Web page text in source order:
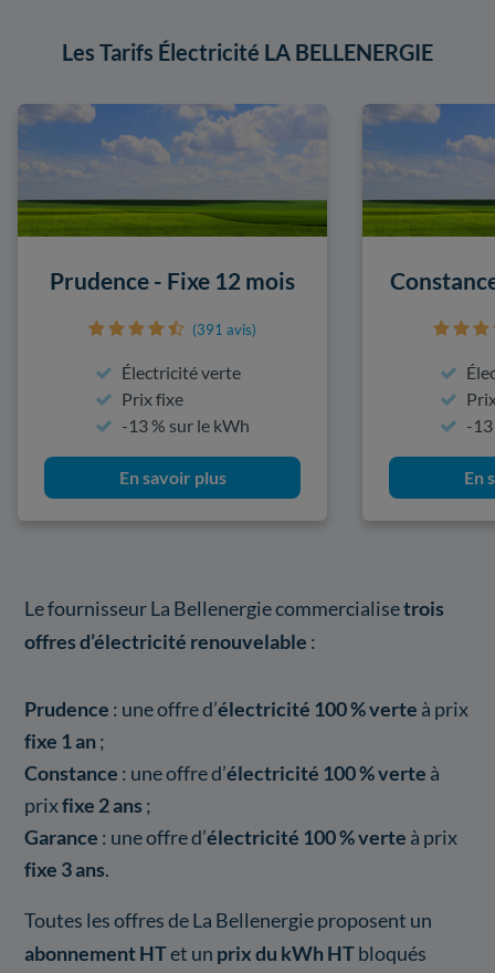
Les Tarifs Électricité LA BELLENERGIE
Prudence - Fixe 12 mois
(391 avis)
Électricité verte
Prix fixe
-13 % sur le kWh
En savoir plus
-
En
Le fournisseur La Bellenergie commercialisetrois
offres d’électricité renouvelable :
Prudence : une offre d’électricité 100 % verte à prix
fixe 1 an;
Constance : une offre d’électricité 100 % verte à
prixfixe 2 ans ;
Garance : une offre d’électricité 100 % verte à prix
fixe 3 ans.
Toutes les offres de La Bellenergie proposent un
abonnement HTet un prix du kWh HTbloqués